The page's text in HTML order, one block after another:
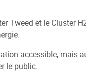
Tweed et le
accessible,
le public.